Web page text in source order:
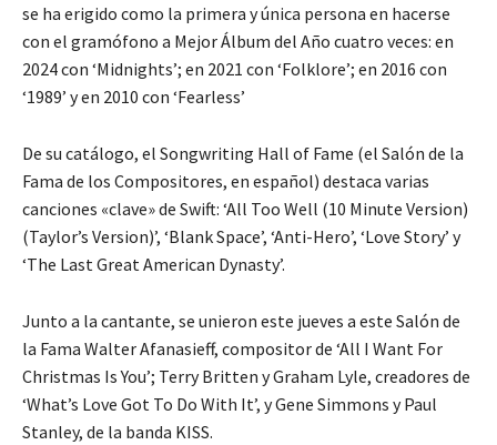
se ha erigido como la primera y única persona en hacerse
con el gramófono a Mejor Álbum del Año cuatro veces: en
2024 con ‘Midnights’; en 2021 con ‘Folklore’; en 2016 con
‘1989’ y en 2010 con ‘Fearless’
De su catálogo, el Songwriting Hall of Fame (el Salón de la
Fama de los Compositores, en español) destaca varias
canciones «clave» de Swift: ‘All Too Well (10 Minute Version)
(Taylor’s Version)’, ‘Blank Space’, ‘Anti-Hero’, ‘Love Story’ y
‘The Last Great American Dynasty’.
Junto a la cantante, se unieron este jueves a este Salón de
la Fama Walter Afanasieff, compositor de ‘All I Want For
Christmas Is You’; Terry Britten y Graham Lyle, creadores de
‘What’s Love Got To Do With It’, y Gene Simmons y Paul
Stanley, de la banda KISS.